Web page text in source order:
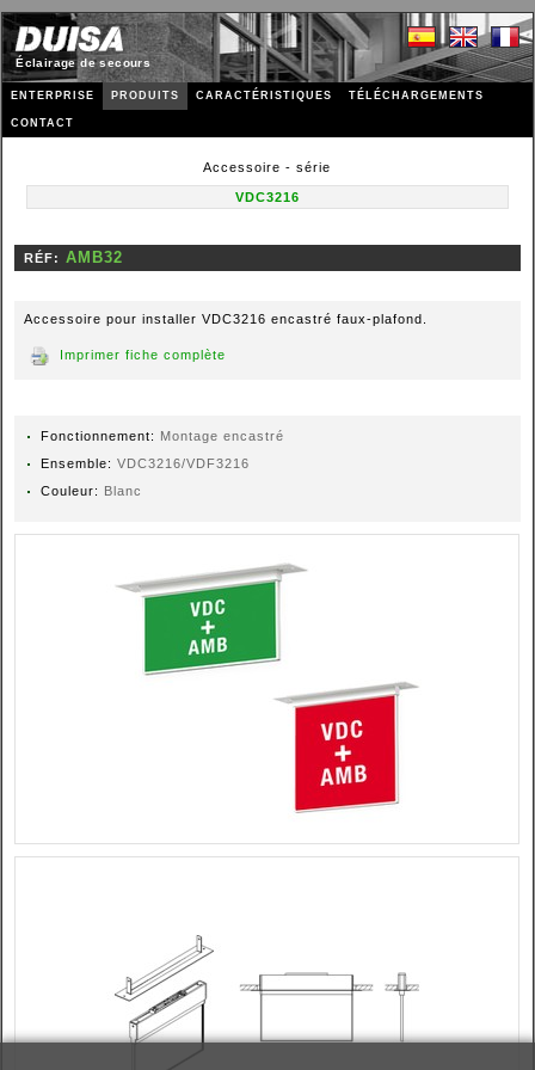
Éclairage de secours
ENTERPRISE PRODUITS CARACTÉRISTIQUES TÉLÉCHARGEMENTS
CONTACT
Accessoire - série
VDC3216
RÉF:
Accessoire pour installer VDC3216 encastré faux-plafond.
Imprimer fiche complète
Fonctionnement: Montage encastré
Ensemble:VDC3216/VDF3216
Couleur: Blanc